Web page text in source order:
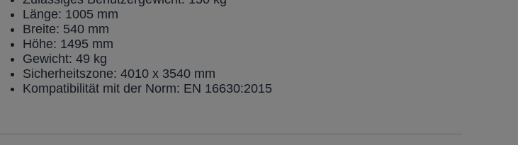
Länge: 1005 mm
Breite: 540 mm
Höhe: 1495 mm
Gewicht: 49 kg
Sicherheitszone: 4010 x 3540 mm
Kompatibilität mit der Norm: EN 16630:2015